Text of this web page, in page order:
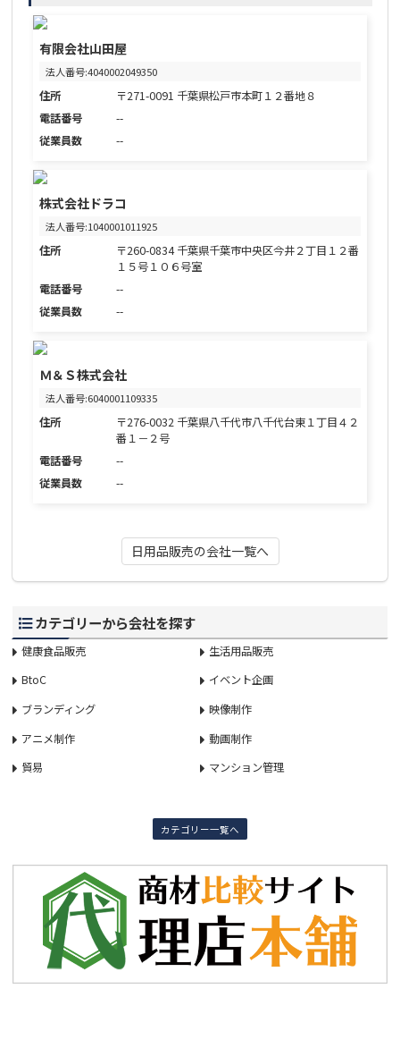
有限会社山田屋
法人番号:4040002049350
住所
〒271-0091 千葉県松戸市本町１２番地８
電話番号
--
従業員数
--
株式会社ドラコ
法人番号:1040001011925
住所
〒260-0834 千葉県千葉市中央区今井２丁目１２番
１５号１０６号室
電話番号
--
従業員数
--
Ｍ＆Ｓ株式会社
法人番号:6040001109335
住所
〒276-0032 千葉県八千代市八千代台東１丁目４２
番１－２号
電話番号
--
従業員数
--
日用品販売の会社一覧へ
カテゴリーから会社を探す
健康食品販売
生活用品販売
BtoC
イベント企画
ブランディング
映像制作
アニメ制作
動画制作
貿易
マンション管理
カテゴリー一覧へ